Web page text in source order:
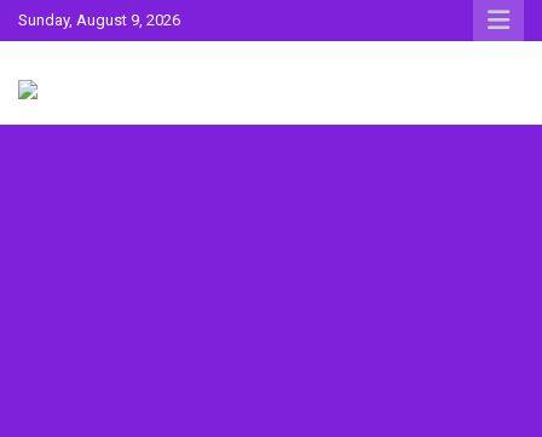
Skip
to
Sunday, August 9, 2026
Surta